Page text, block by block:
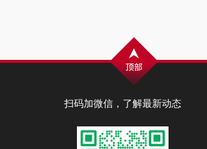
扫码加微信，了解最新动态